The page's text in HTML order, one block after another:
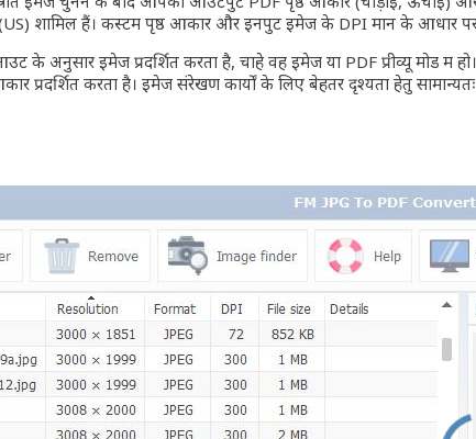
शामिल हैं। कस्टम पृष्ठ आकार और इनपुट इमेज के DPI मान के आधार
के अनुसार इमेज प्रदर्शित करता है, चाहे वह इमेज या PDF प्रीव्यू मोड में
प्रदर्शित करता है। इमेज संरेखण कार्यों के लिए बेहतर दृश्यता हेतु